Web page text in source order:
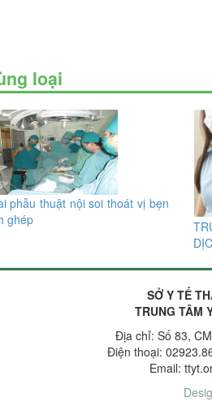
loại
phẫu thuật nội soi thoát vị bẹn
ghép
SỞ Y TẾ
TRUNG TÂM
Địa chỉ: Số 83,
Điện thoại:
Email: